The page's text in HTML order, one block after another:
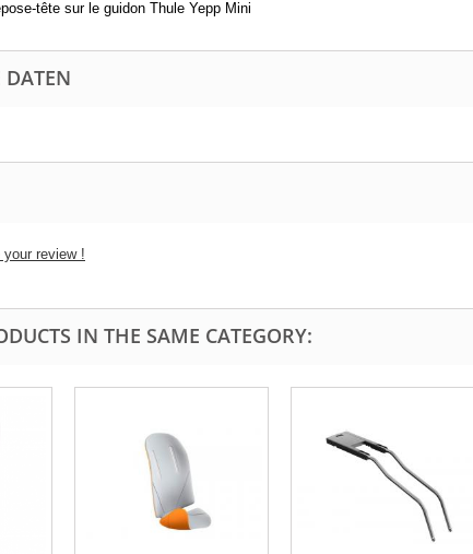
tête sur le guidon Thule Yepp Mini
DATEN
review !
IN THE SAME CATEGORY: